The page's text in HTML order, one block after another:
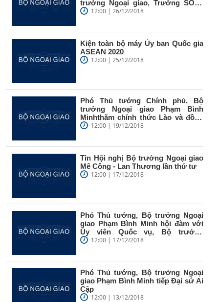
trưởng Ngoại giao, Trưởng SOM-
ASEAN...
12:00 | 26/12/2018
Kiện toàn bộ máy Ủy ban Quốc gia
ASEAN 2020
12:00 | 25/12/2018
Phó Thủ tướng Chính phủ, Bộ
trưởng Ngoại giao Phạm Bình
Minhthăm chính thức Lào và đồng
chủ trì...
12:00 | 19/12/2018
Tin Hội nghị Bộ trưởng Ngoại giao
Mê Công - Lan Thương lần thứ tư
12:00 | 17/12/2018
Phó Thủ tướng, Bộ trưởng Ngoại
giao Phạm Bình Minh hội đàm với
Ủy viên Quốc vụ, Bộ trưởng
Ngoại...
12:00 | 17/12/2018
Phó Thủ tướng, Bộ trưởng Ngoại
giao Phạm Bình Minh tiếp Đại sứ Ai
Cập
12:00 | 13/12/2018